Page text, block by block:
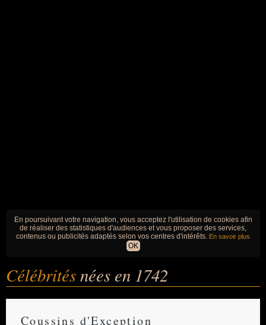
En poursuivant votre navigation, vous acceptez l'utilisation de cookies afin
de réaliser des statistiques d'audiences et vous proposer des services,
contenus ou publicités adaptés selon vos centres d'intérêts. En savoir plus
OK
Célébritésnées en 1742
Coussins d'Exception